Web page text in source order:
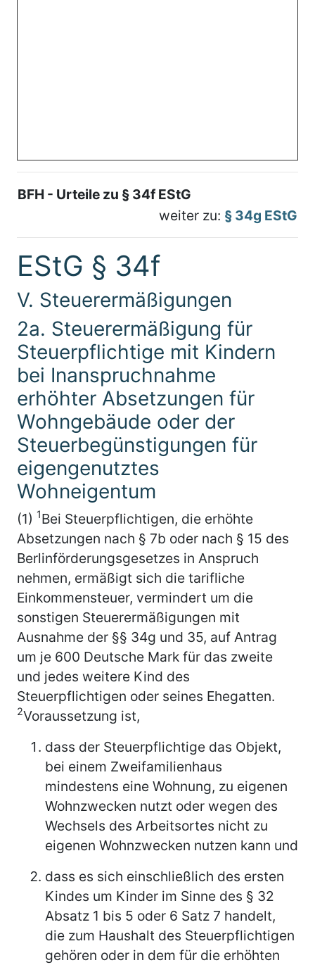
BFH - Urteile zu § 34f EStG
weiter zu: § 34g EStG
EStG § 34f
V. Steuerermäßigungen
2a. Steuerermäßigung für
Steuerpflichtige mit Kindern
bei Inanspruchnahme
erhöhter Absetzungen für
Wohngebäude oder der
Steuerbegünstigungen für
eigengenutztes
Wohneigentum
(1) 1Bei Steuerpflichtigen, die erhöhte
Absetzungen nach § 7b oder nach § 15 des
Berlinförderungsgesetzes in Anspruch
nehmen, ermäßigt sich die tarifliche
Einkommensteuer, vermindert um die
sonstigen Steuerermäßigungen mit
Ausnahme der §§ 34g und 35, auf Antrag
um je 600 Deutsche Mark für das zweite
und jedes weitere Kind des
Steuerpflichtigen oder seines Ehegatten.
2Voraussetzung ist,
dass der Steuerpflichtige das Objekt,
bei einem Zweifamilienhaus
mindestens eine Wohnung, zu eigenen
Wohnzwecken nutzt oder wegen des
Wechsels des Arbeitsortes nicht zu
eigenen Wohnzwecken nutzen kann und
dass es sich einschließlich des ersten
Kindes um Kinder im Sinne des § 32
Absatz 1 bis 5 oder 6 Satz 7 handelt,
die zum Haushalt des Steuerpflichtigen
gehören oder in dem für die erhöhten